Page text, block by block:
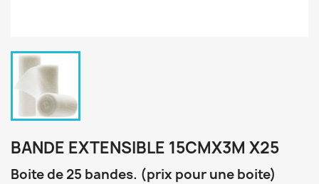
BANDE EXTENSIBLE 15CMX3M X25
Boite de 25 bandes. (prix pour une boite)